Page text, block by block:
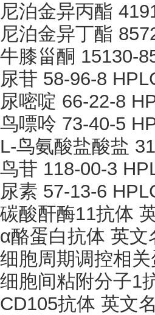
尼泊金异丙酯
尼泊金异丁酯
牛膝甾酮 15130-
尿苷 58-96-8
尿嘧啶 66-22-8
鸟嘌呤 73-40-5
L-鸟氨酸盐酸盐
鸟苷 118-00-3
尿素 57-13-6
碳酸酐酶11抗体
α酪蛋白抗体 英
细胞周期调控相关
细胞间粘附分子1
CD105抗体 英文